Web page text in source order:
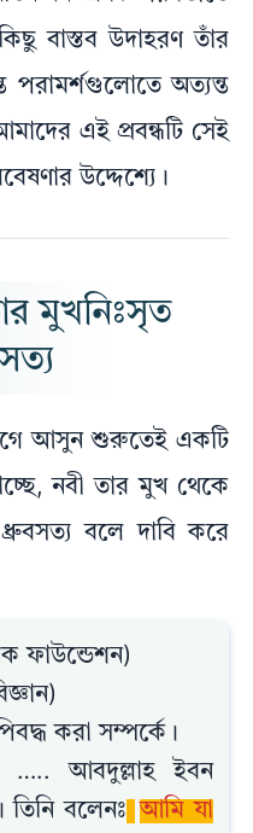
বাস্তব উদাহরণ তাঁর
পরামর্শগুলোতে অত্যন্ত
এই প্রবন্ধটি সেই
উদ্দেশ্যে।
মুখনিঃসৃত
আসুন শুরুতেই একটি
নবী তার মুখ থেকে
বলে দাবি করে
ফাউন্ডেশন)
করা সম্পর্কে।
….. আবদুল্লাহ ইবন
তিনি বলেনঃ
আমি যা